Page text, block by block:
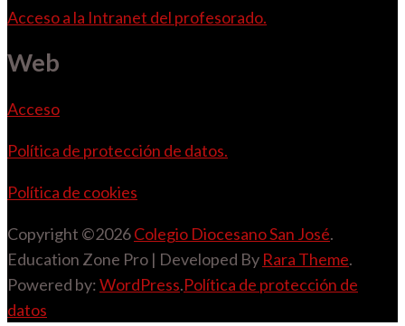
Acceso a la Intranet del profesorado.
Web
Acceso
Política de protección de datos.
Política de cookies
Copyright ©2026Colegio Diocesano San José.
Education Zone Pro | Developed By Rara Theme.
Powered by:WordPress.Política de protección de
datos